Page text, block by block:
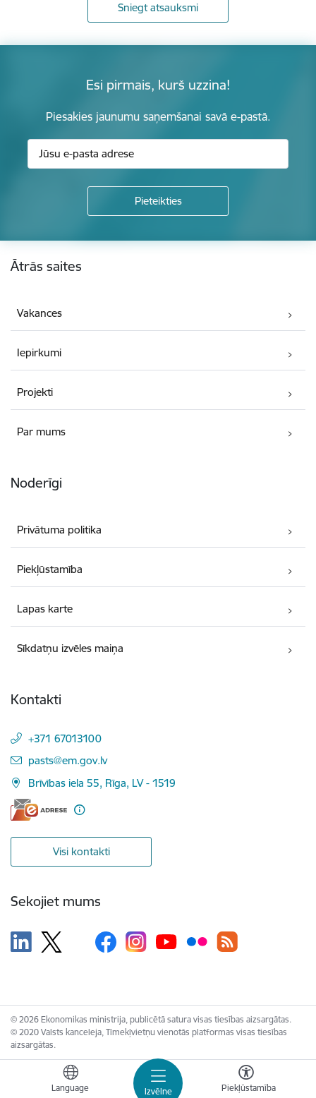
Izvēlne
Language Piekļūstamība
Sniegt atsauksmi
Esi pirmais, kurš uzzina!
Piesakies jaunumu saņemšanai savā e-pastā.
Kājene
Ātrās saites
Vakances
Iepirkumi
Projekti
Par mums
Noderīgi
Privātuma politika
Piekļūstamība
Lapas karte
Sīkdatņu izvēles maiņa
Kontakti
+371 67013100
E-pasts:
pasts@em.gov.lv
Brīvības iela 55, Rīga, LV - 1519
Visi kontakti
Sekojiet mums
© 2026 Ekonomikas ministrija, publicētā satura visas tiesības aizsargātas.
© 2020 Valsts kanceleja, Tīmekļvietņu vienotās platformas visas tiesības
aizsargātas.